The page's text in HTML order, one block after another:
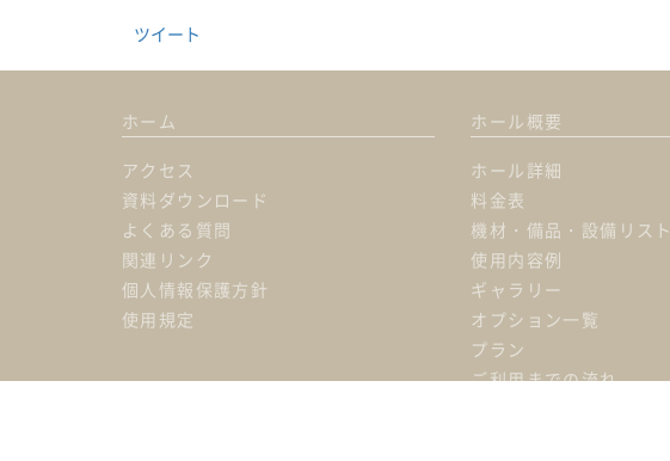
ツイート
ホーム
アクセス
資料ダウンロード
よくある質問
関連リンク
個人情報保護方針
使用規定
ホール概要
ホール詳細
料金表
機材・備品・設備リスト
使用内容例
ギャラリー
オプション一覧
プラン
ご利用までの流れ